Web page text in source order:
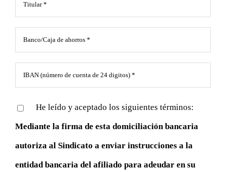
He leído y aceptado los siguientes términos:
Mediante la firma de esta domiciliación bancaria
autoriza al Sindicato a enviar instrucciones a la
entidad bancaria del afiliado para adeudar en su